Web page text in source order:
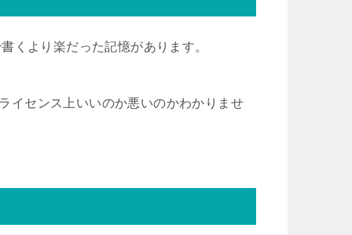
くより楽だった記憶があります。
イセンス上いいのか悪いのかわかりませ